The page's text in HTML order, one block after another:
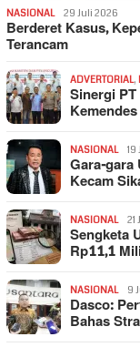
NASIONAL 29 Juli 2026
Berderet Kasus,
Terancam
ADVERTORIAL,
Sinergi
NASIONAL 19
Gara-gara
Kecam
NASIONAL 21
Sengketa
Rp11,1
NASIONAL 9
Dasco:
Bahas